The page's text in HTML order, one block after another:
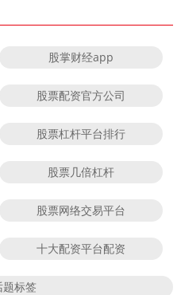
股掌财经app
股票配资官方公司
股票杠杆平台排行
股票几倍杠杆
股票网络交易平台
十大配资平台配资
标签